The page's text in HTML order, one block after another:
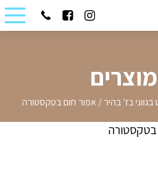
בז' בהיר / אפור חום בטקסטורה